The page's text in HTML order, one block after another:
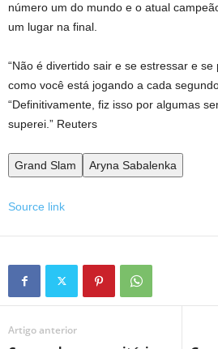
número um do mundo e o atual
um lugar na final.
“Não é divertido sair e se estressar e
como você está jogando a cada
“Definitivamente, fiz isso por algumas
superei.” Reuters
Grand Slam Aryna Sabalenka
Source link
Artigo anterior